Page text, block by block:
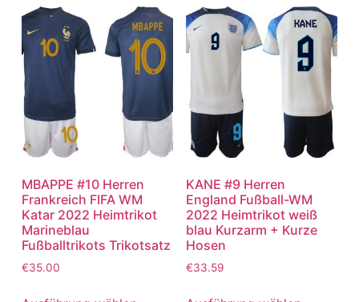
MBAPPE #10 Herren
Frankreich FIFA WM
Katar 2022 Heimtrikot
Marineblau
Fußballtrikots Trikotsatz
€35.00
KANE #9 Herren
England Fußball-WM
2022 Heimtrikot weiß
blau Kurzarm + Kurze
Hosen
€33.59